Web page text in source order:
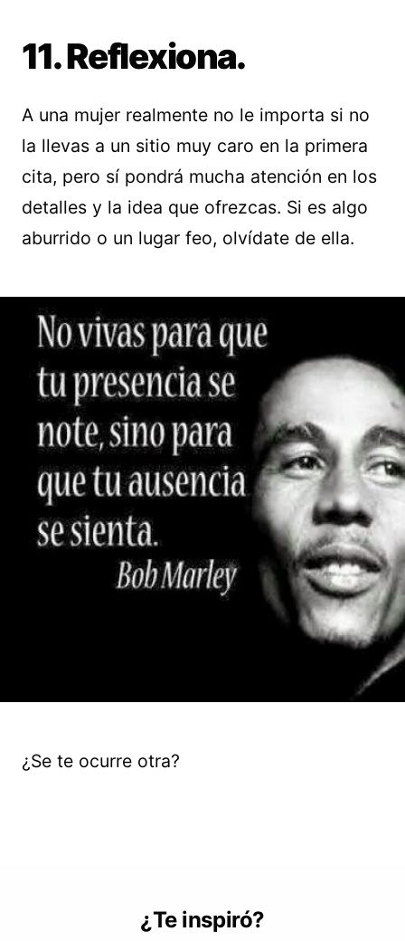
11. Reflexiona.
A una mujer realmente no le importa si no
la llevas a un sitio muy caro en la primera
cita, pero sí pondrá mucha atención en los
detalles y la idea que ofrezcas. Si es algo
aburrido o un lugar feo, olvídate de ella.
¿Se te ocurre otra?
¿Te inspiró?